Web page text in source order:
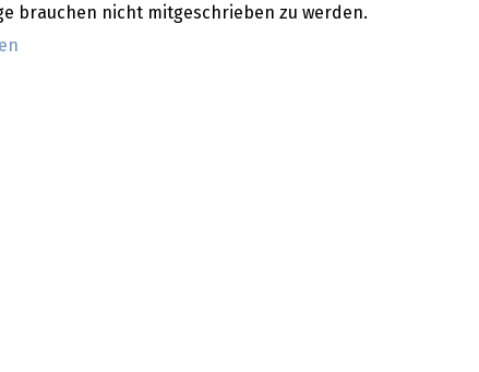
brauchen nicht mitgeschrieben zu werden.